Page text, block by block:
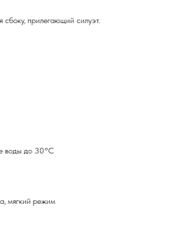
прилегающий силуэт.
воды до 30°C
мягкий режим